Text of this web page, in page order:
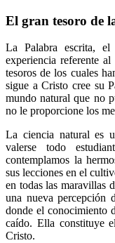
El gran tesoro de
La Palabra escrita,
experiencia referente
tesoros de los cuales
sigue a Cristo cree su
mundo natural que no
no le proporcione los
La ciencia natural es
valerse todo
contemplamos la
sus lecciones en el
en todas las maravillas
una nueva percepción
donde el conocimiento
caído. Ella constituye
Cristo.